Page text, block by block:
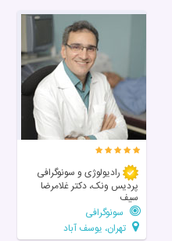
رادیولوژی و سونوگرافی
پردیس ونک، دکتر غلامرضا
سیف
سونوگرافی
تهران، یوسف آباد